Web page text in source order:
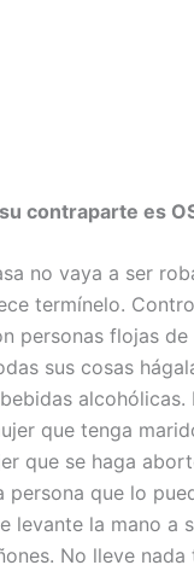
contraparte es
no vaya a ser
termínelo.
personas flojas
sus cosas
que tenga
que se haga
persona que lo
levante la mano a
No lleve